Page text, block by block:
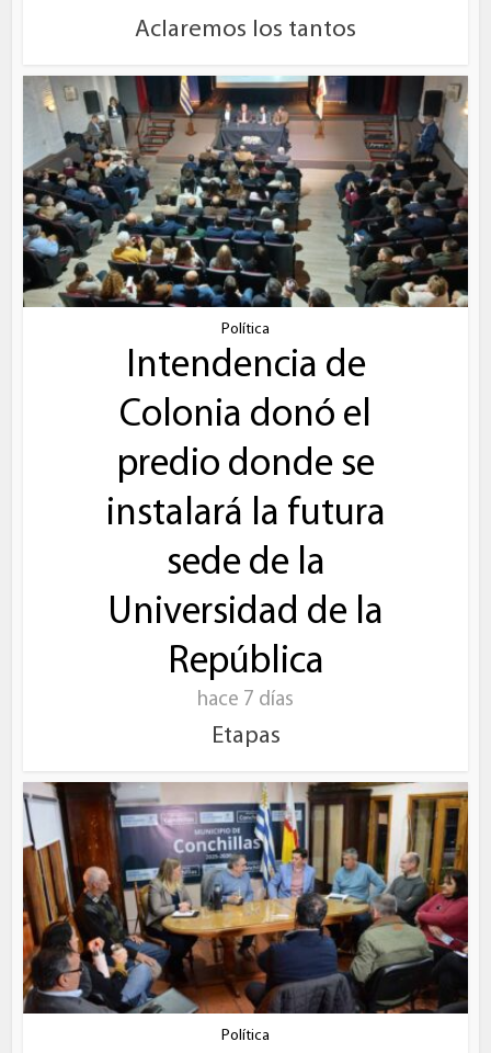
Aclaremos los tantos
Política
Intendencia de
Colonia donó el
predio donde se
instalará la futura
sede de la
Universidad de la
República
hace 7 días
Etapas
Política